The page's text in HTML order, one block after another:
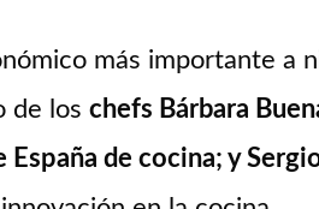
más importante a
de los chefs Bárbara
de cocina; y